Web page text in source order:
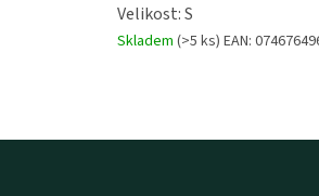
Velikost: S
Skladem (>5 ks) EAN: